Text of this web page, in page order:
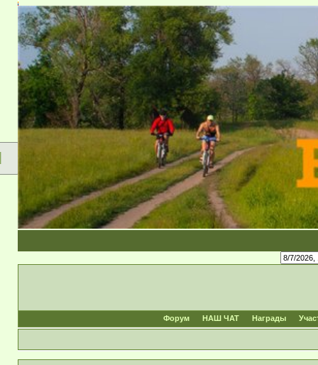
Форум
Форум НАШ ЧАТ Награды